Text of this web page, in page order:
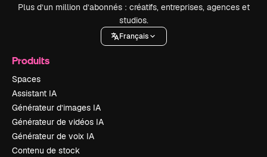
Plus d’un million d’abonnés : créatifs, entreprises, agences et
studios.
Français
Produits
Spaces
Assistant IA
Générateur d’images IA
Générateur de vidéos IA
Générateur de voix IA
Contenu de stock